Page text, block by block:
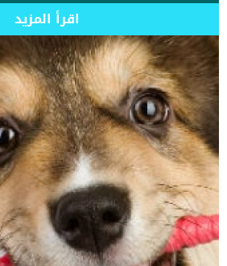
اقرأ المزيد